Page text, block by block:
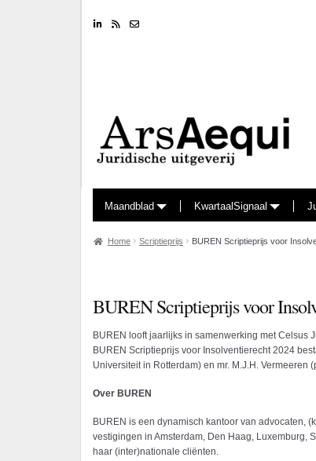
LinkedinRSS feed
Maandblad KwartaalSignaal
Home Scriptieprijs BUREN Scriptieprijs voor
BUREN Scriptieprijs voor
BUREN looft jaarlijks in samenwerking met Celsus
BUREN Scriptieprijs voor Insolventierecht 2024
Universiteit in Rotterdam) en mr. M.J.H. Vermeeren
Over BUREN
BUREN is een dynamisch kantoor van advocaten,
vestigingen in Amsterdam, Den Haag, Luxemburg,
haar (inter)nationale cliënten.